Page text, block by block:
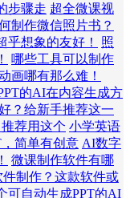
步骤走 超全微课视
制作微信照片书？
想象的友好！
照
哪些工具可以制作
画哪有那么难！
的AI在内容生成方
？给新手推荐这一
荐用这个 小学英语
简单有创意 AI数字
微课制作软件有哪
件制作？这款软件或
可自动生成PPT的AI